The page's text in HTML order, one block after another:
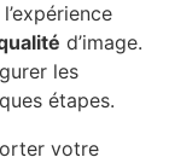
d’image.
les
étapes.
votre